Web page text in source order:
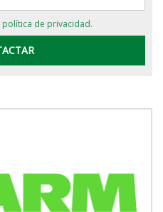
política de privacidad.